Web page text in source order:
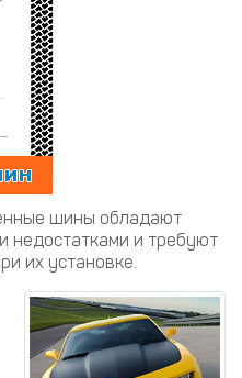
шины обладают
недостатками и требуют
их установке.